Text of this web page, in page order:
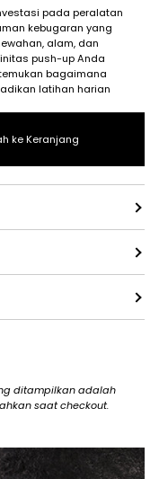
pada peralatan
kebugaran yang
alam, dan
push-up Anda
temukan bagaimana
latihan harian
ke Keranjang
ditampilkan adalah
saat checkout.